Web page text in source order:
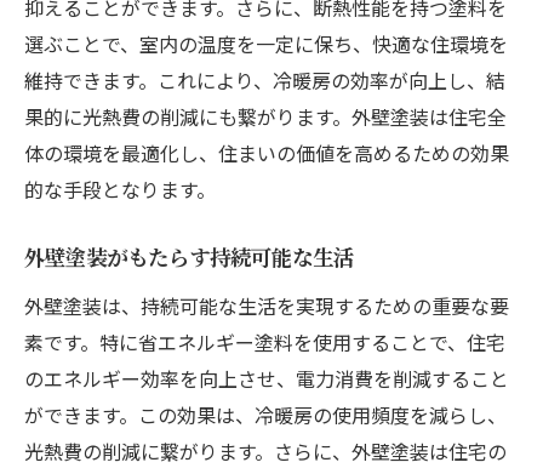
抑えることができます。さらに、断熱性能を持つ塗料を
選ぶことで、室内の温度を一定に保ち、快適な住環境を
維持できます。これにより、冷暖房の効率が向上し、結
果的に光熱費の削減にも繋がります。外壁塗装は住宅全
体の環境を最適化し、住まいの価値を高めるための効果
的な手段となります。
外壁塗装がもたらす持続可能な生活
外壁塗装は、持続可能な生活を実現するための重要な要
素です。特に省エネルギー塗料を使用することで、住宅
のエネルギー効率を向上させ、電力消費を削減すること
ができます。この効果は、冷暖房の使用頻度を減らし、
光熱費の削減に繋がります。さらに、外壁塗装は住宅の